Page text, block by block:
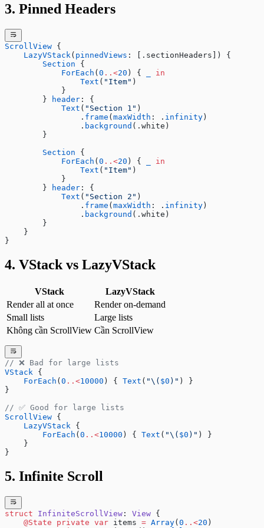
Regular Expressions
3. Pinned Headers
ScrollView {
    LazyVStack
( pinnedViews : [.sectionHeaders]) {
        Section
{
            ForEach
( 0 ..<20 ) {
in
                Text
( "Item" )
            }
        }
header : {
            Text
( "Section 1" )
                .
frame ( maxWidth : . infinity )
                .
background (.white)
        }
        Section
{
            ForEach
( 0 ..<20 ) {
in
                Text
( "Item" )
            }
        }
header : {
            Text
( "Section 2" )
                .
frame ( maxWidth : . infinity )
                .
background (.white)
        }
    }
}
4. VStack vs LazyVStack
VStack
LazyVStack
Render all at once
Render on-demand
Small lists
Large lists
Không cần ScrollView Cần ScrollView
// ❌ Bad for large lists
VStack {
    ForEach
( 0 ..<10000 ) { Text ( "\( $0 ) " ) }
}
// ✅ Good for large lists
ScrollView {
    LazyVStack
{
        ForEach
( 0 ..<10000 ) { Text ( "\( $0 ) " ) }
    }
}
5. Infinite Scroll
struct InfiniteScrollView : View {
    @State
private var items = Array( 0 ..<20 )